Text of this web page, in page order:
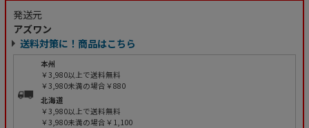
発送元
アズワン
送料対策に！商品はこちら
本州
￥3,980以上で送料無料
￥3,980未満の場合￥880
北海道
￥3,980以上で送料無料
￥3,980未満の場合￥1,100